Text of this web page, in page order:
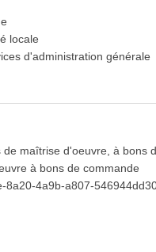
locale
d'administration générale
maîtrise d'oeuvre, à bons
à bons de commande
8a20-4a9b-a807-